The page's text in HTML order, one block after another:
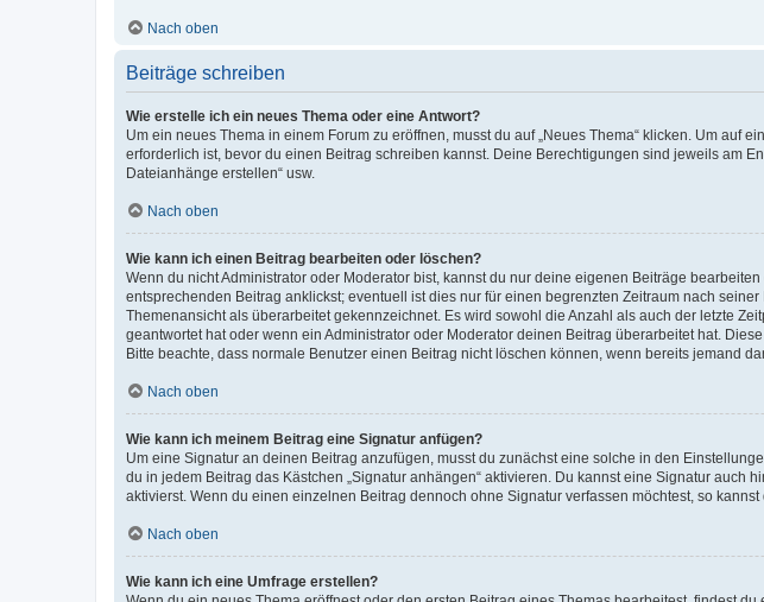
Nach oben
Beiträge schreiben
Wie erstelle ich ein neues Thema oder eine Antwort?
Um ein neues Thema in einem Forum zu eröffnen, musst du auf „Neues Thema“ klicken. Um auf
erforderlich ist, bevor du einen Beitrag schreiben kannst. Deine Berechtigungen sind jeweils am
Dateianhänge erstellen“ usw.
Nach oben
Wie kann ich einen Beitrag bearbeiten oder löschen?
Wenn du nicht Administrator oder Moderator bist, kannst du nur deine eigenen Beiträge
entsprechenden Beitrag anklickst; eventuell ist dies nur für einen begrenzten Zeitraum nach
Themenansicht als überarbeitet gekennzeichnet. Es wird sowohl die Anzahl als auch der letzte
geantwortet hat oder wenn ein Administrator oder Moderator deinen Beitrag überarbeitet hat.
Bitte beachte, dass normale Benutzer einen Beitrag nicht löschen können, wenn bereits jemand
Nach oben
Wie kann ich meinem Beitrag eine Signatur anfügen?
Um eine Signatur an deinen Beitrag anzufügen, musst du zunächst eine solche in den
du in jedem Beitrag das Kästchen „Signatur anhängen“ aktivieren. Du kannst eine Signatur
aktivierst. Wenn du einen einzelnen Beitrag dennoch ohne Signatur verfassen möchtest, so
Nach oben
Wie kann ich eine Umfrage erstellen?